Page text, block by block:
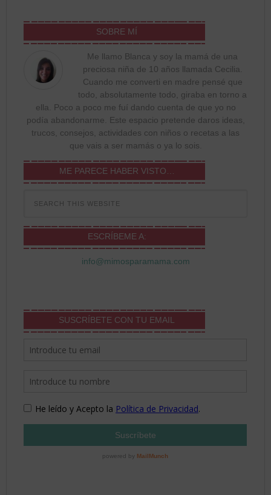
SOBRE MÍ
Me llamo Blanca y soy la mamá de una
preciosa niña de 10 años llamada Cecilia.
Cuando me converti en madre pensé que
todo, absolutamente todo, giraba en torno a
ella. Poco a poco me fuí dando cuenta de que yo no
podía abandonarme. Este espacio pretende daros ideas,
trucos, consejos, actividades con niños o recetas a las
que vais a ser mamás o ya lo sois.
ME PARECE HABER VISTO…
ESCRÍBEME A:
info@mimosparamama.com
SUSCRÍBETE CON TU EMAIL